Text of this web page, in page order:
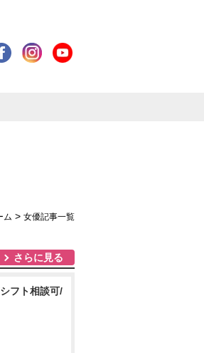
ム > 女優記事一覧
さらに見る
フト相談可/